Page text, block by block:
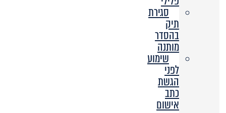
סגירת
תיק
בהסדר
מותנה
שימוע
לפני
הגשת
כתב
אישום